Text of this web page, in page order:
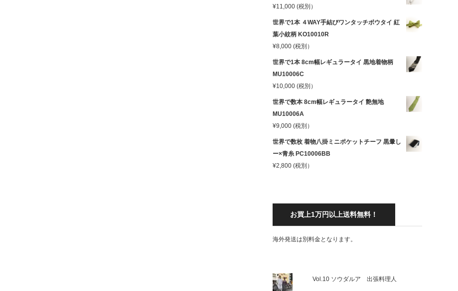
¥11,000 (税別）
世界で1本 ４WAY手結びワンタッチボウタイ 紅
葉小紋柄 KO10010R
¥8,000 (税別）
世界で1本 8cm幅レギュラータイ 黒地着物柄
MU10006C
¥10,000 (税別）
世界で数本 8cm幅レギュラータイ 艶無地
MU10006A
¥9,000 (税別）
世界で数枚 着物八掛ミニポケットチーフ 黒暈し
ー×青糸 PC10006BB
¥2,800 (税別）
お買上1万円以上送料無料！
海外発送は別料金となります。
Vol.10 ソウダルア 出張料理人